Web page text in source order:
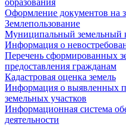
образования
Оформление документов на
Землепользование
Муниципальный земельный
Информация о
Перечень сформированных
предоставления гражданам
Кадастровая оценка земель
Информация о выявленных
земельных участков
Информационная система
деятельности